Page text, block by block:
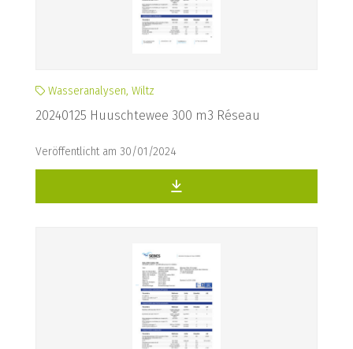
Wasseranalysen, Wiltz
20240125 Huuschtewee 300 m3 Réseau
Veröffentlicht am 30/01/2024